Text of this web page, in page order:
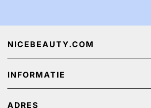
NICEBEAUTY.COM
Startpagina
Over ons
Track & Trace
Reclame aanbiedingen
INFORMATIE
Klantenservice - Q & A
Privacy beleid
ADRES